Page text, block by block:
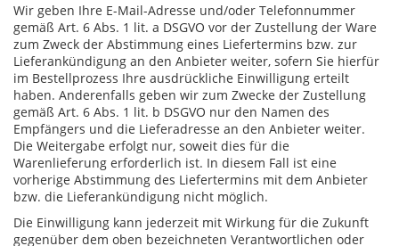
Wir geben Ihre E-Mail-Adresse und/oder Telefonnummer
gemäß Art. 6 Abs. 1 lit. a DSGVO vor der Zustellung der Ware
zum Zweck der Abstimmung eines Liefertermins bzw. zur
Lieferankündigung an den Anbieter weiter, sofern Sie hierfür
im Bestellprozess Ihre ausdrückliche Einwilligung erteilt
haben. Anderenfalls geben wir zum Zwecke der Zustellung
gemäß Art. 6 Abs. 1 lit. b DSGVO nur den Namen des
Empfängers und die Lieferadresse an den Anbieter weiter.
Die Weitergabe erfolgt nur, soweit dies für die
Warenlieferung erforderlich ist. In diesem Fall ist eine
vorherige Abstimmung des Liefertermins mit dem Anbieter
bzw. die Lieferankündigung nicht möglich.
Die Einwilligung kann jederzeit mit Wirkung für die Zukunft
gegenüber dem oben bezeichneten Verantwortlichen oder